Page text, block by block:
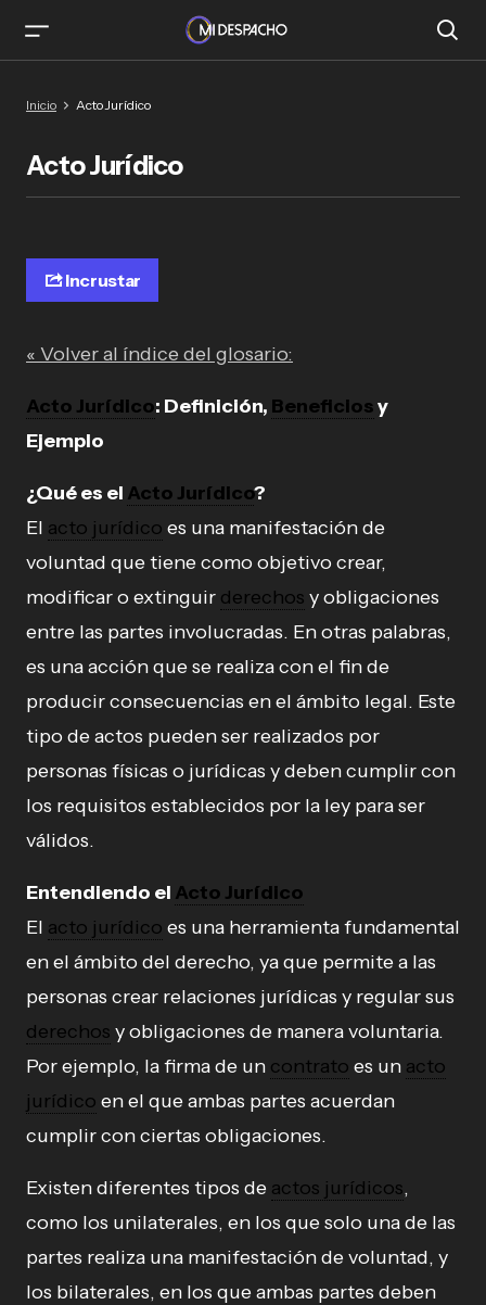
Inicio Acto Jurídico
Acto Jurídico
Incrustar
« Volver al índice del glosario:
Acto Jurídico: Definición, Beneficiosy
Ejemplo
¿Qué es el Acto Jurídico?
El acto jurídico es una manifestación de
voluntad que tiene como objetivo crear,
modificar o extinguir derechos y obligaciones
entre las partes involucradas. En otras palabras,
es una acción que se realiza con el fin de
producir consecuencias en el ámbito legal. Este
tipo de actos pueden ser realizados por
personas físicas o jurídicas y deben cumplir con
los requisitos establecidos por la ley para ser
válidos.
Entendiendo el Acto Jurídico
El acto jurídico es una herramienta fundamental
en el ámbito del derecho, ya que permite a las
personas crear relaciones jurídicas y regular sus
derechos y obligaciones de manera voluntaria.
Por ejemplo, la firma de un contrato es un acto
jurídico en el que ambas partes acuerdan
cumplir con ciertas obligaciones.
Existen diferentes tipos de actos jurídicos,
como los unilaterales, en los que solo una de las
partes realiza una manifestación de voluntad, y
los bilaterales, en los que ambas partes deben